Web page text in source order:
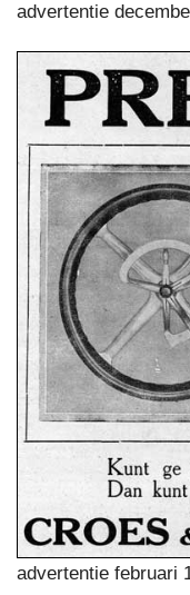
advertentie
advertentie februari